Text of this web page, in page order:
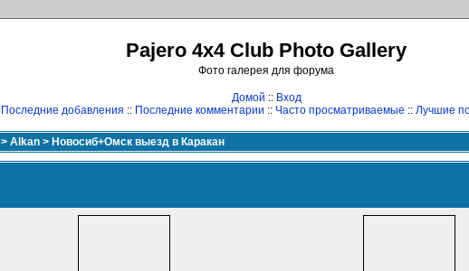
Pajero 4x4 Club Photo Gallery
Фото галерея для форума
Домой :: Вход
Последние добавления :: Последние комментарии :: Часто просматриваемые :: Лучшие
> Alkan > Новосиб+Омск выезд в Каракан